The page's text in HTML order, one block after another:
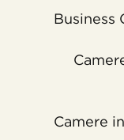
Business
Camere